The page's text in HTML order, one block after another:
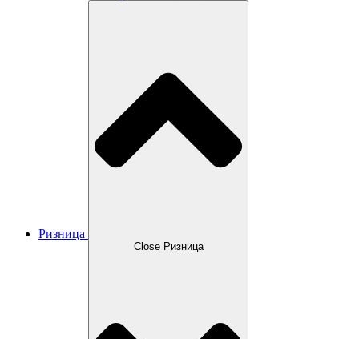
Ризница
Close Ризница